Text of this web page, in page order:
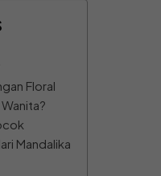
Floral
Mandalika